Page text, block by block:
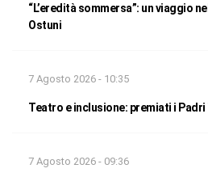
“L’eredità sommersa”: un viaggio
Ostuni
7 Agosto 2026 - 10:35
Teatro e inclusione: premiati i
7 Agosto 2026 - 09:36